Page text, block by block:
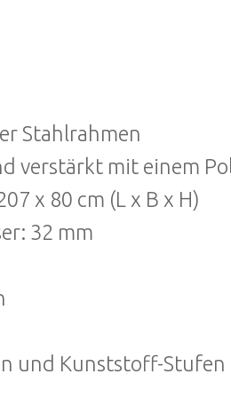
Stahlrahmen
verstärkt mit einem
x 80 cm (L x B x H)
32 mm
und Kunststoff-Stufen